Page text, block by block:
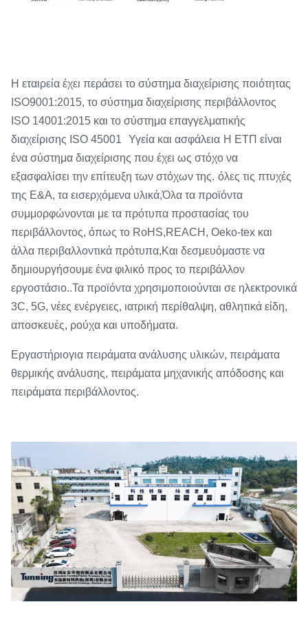
Η εταιρεία έχει περάσει το σύστημα διαχείρισης ποιότητας
ISO9001:2015, το σύστημα διαχείρισης περιβάλλοντος
ISO 14001:2015 και το σύστημα επαγγελματικής
διαχείρισης ISO 45001
Υγεία και ασφάλεια Η ΕΤΠ είναι
ένα σύστημα διαχείρισης που έχει ως στόχο να
εξασφαλίσει την επίτευξη των στόχων της. όλες τις πτυχές
της Ε&Α, τα εισερχόμενα υλικά,Όλα τα προϊόντα
συμμορφώνονται με τα πρότυπα προστασίας του
περιβάλλοντος, όπως το RoHS,REACH, Oeko-tex και
άλλα περιβαλλοντικά πρότυπα,Και δεσμευόμαστε να
δημιουργήσουμε ένα φιλικό προς το περιβάλλον
εργοστάσιο..Τα προϊόντα χρησιμοποιούνται σε ηλεκτρονικά
3C, 5G, νέες ενέργειες, ιατρική περίθαλψη, αθλητικά είδη,
αποσκευές, ρούχα και υποδήματα.
Εργαστήριογια πειράματα ανάλυσης υλικών, πειράματα
θερμικής ανάλυσης, πειράματα μηχανικής απόδοσης και
πειράματα περιβάλλοντος.